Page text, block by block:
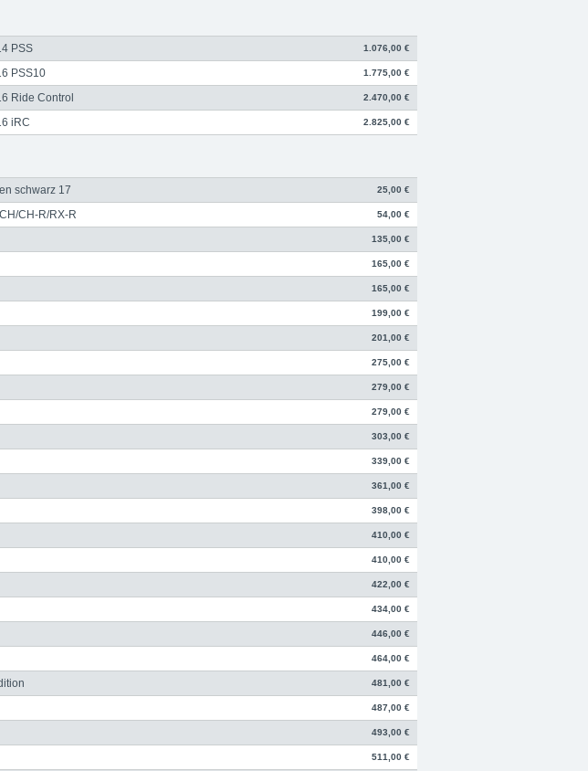
PSS 1.076,00 €
PSS10 1.775,00 €
Ride Control 2.470,00 €
iRC 2.825,00 €
schwarz 17 25,00 €
CH-R/RX-R 54,00 €
135,00 €
165,00 €
165,00 €
199,00 €
201,00 €
275,00 €
279,00 €
279,00 €
303,00 €
339,00 €
361,00 €
398,00 €
410,00 €
410,00 €
422,00 €
434,00 €
446,00 €
464,00 €
481,00 €
487,00 €
493,00 €
511,00 €